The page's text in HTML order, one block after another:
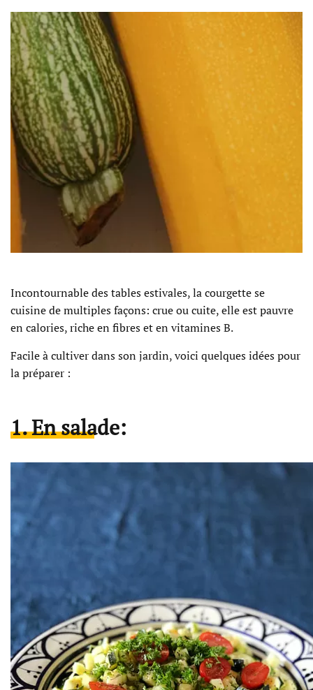
Incontournable des tables estivales, la courgette se
cuisine de multiples façons: crue ou cuite, elle est pauvre
en calories, riche en fibres et en vitamines B.
Facile à cultiver dans son jardin, voici quelques idées pour
la préparer :
1. En salade: